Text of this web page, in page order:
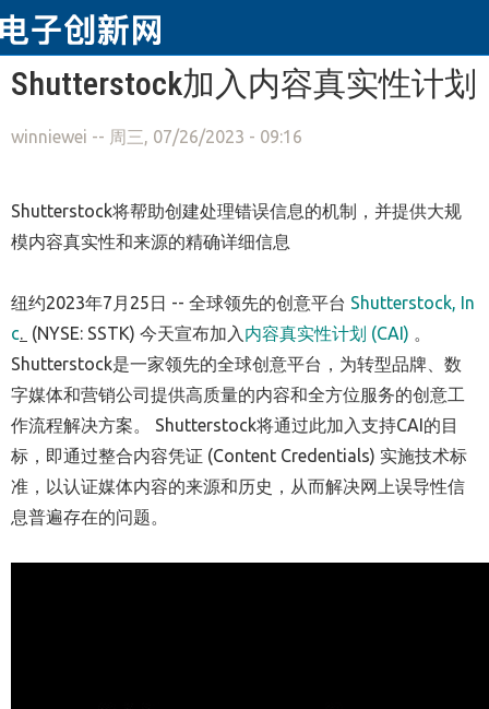
跳转到主要内容
Shutterstock加入内容真实性计划
winniewei -- 周三, 07/26/2023 - 09:16
Shutterstock将帮助创建处理错误信息的机制，并提供大规
模内容真实性和来源的精确详细信息
纽约2023年7月25日 -- 全球领先的创意平台 Shutterstock, In
c. (NYSE: SSTK) 今天宣布加入 内容真实性计划 (CAI) 。
Shutterstock是一家领先的全球创意平台，为转型品牌、数
字媒体和营销公司提供高质量的内容和全方位服务的创意工
作流程解决方案。 Shutterstock将通过此加入支持CAI的目
标，即通过整合内容凭证 (Content Credentials) 实施技术标
准，以认证媒体内容的来源和历史，从而解决网上误导性信
息普遍存在的问题。